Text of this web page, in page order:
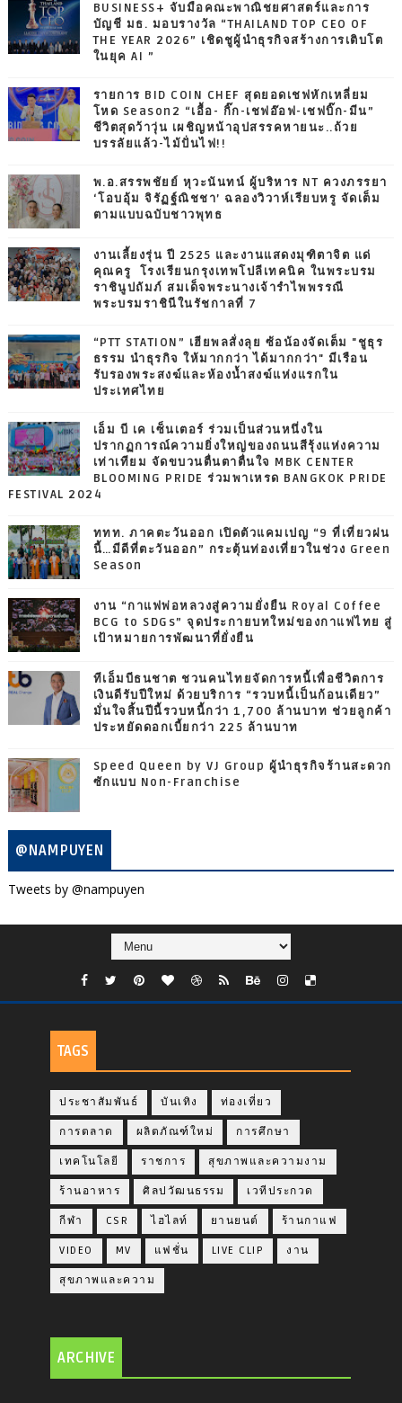
BUSINESS+ จับมือคณะพาณิชยศาสตร์และการ
บัญชี มธ. มอบรางวัล “THAILAND TOP CEO OF
THE YEAR 2026” เชิดชูผู้นำธุรกิจสร้างการเติบโต
ในยุค AI ”
รายการ BID COIN CHEF สุดยอดเชฟหักเหลี่ยม
โหด Season2 “เอื้อ- กิ๊ก-เชฟอ๊อฟ-เชฟบิ๊ก-มีน”
ชีวิตสุดว้าวุ่น เผชิญหน้าอุปสรรคหายนะ..ถ้วย
บรรลัยแล้ว-ไม้ปั่นไฟ!!
พ.อ.สรรพชัยย์ หุวะนันทน์ ผู้บริหาร NT ควงภรรยา
‘โอบอุ้ม จิรัฏฐ์ณิชชา’ ฉลองวิวาห์เรียบหรู จัดเต็ม
ตามแบบฉบับชาวพุทธ
งานเลี้ยงรุ่น ปี 2525 และงานแสดงมุฑิตาจิต แด่
คุณครู โรงเรียนกรุงเทพโปลีเทคนิค ในพระบรม
ราชินูปถัมภ์ สมเด็จพระนางเจ้ารำไพพรรณี
พระบรมราชินีในรัชกาลที่ 7
“PTT STATION” เฮียพลสั่งลุย ซ้อน้องจัดเต็ม "ชูธุร
ธรรม นำธุรกิจ ให้มากกว่า ได้มากกว่า" มีเรือน
รับรองพระสงฆ์และห้องน้ำสงฆ์แห่งแรกใน
ประเทศไทย
เอ็ม บี เค เซ็นเตอร์ ร่วมเป็นส่วนหนึ่งใน
ปรากฏการณ์ความยิ่งใหญ่ของถนนสีรุ้งแห่งความ
เท่าเทียม จัดขบวนตื่นตาตื่นใจ MBK CENTER
BLOOMING PRIDE ร่วมพาเหรด BANGKOK PRIDE
FESTIVAL 2024
ททท. ภาคตะวันออก เปิดตัวแคมเปญ “9 ที่เที่ยวฝน
นี้…มีดีที่ตะวันออก” กระตุ้นท่องเที่ยวในช่วง Green
Season
งาน “กาแฟพ่อหลวงสู่ความยั่งยืน Royal Coffee
BCG to SDGs” จุดประกายบทใหม่ของกาแฟไทย สู่
เป้าหมายการพัฒนาที่ยั่งยืน
ทีเอ็มบีธนชาต ชวนคนไทยจัดการหนี้เพื่อชีวิตการ
เงินดีรับปีใหม่ ด้วยบริการ “รวบหนี้เป็นก้อนเดียว”
มั่นใจสิ้นปีนี้รวบหนี้กว่า 1,700 ล้านบาท ช่วยลูกค้า
ประหยัดดอกเบี้ยกว่า 225 ล้านบาท
Speed Queen by VJ Group ผู้นำธุรกิจร้านสะดวก
ซักแบบ Non-Franchise
@NAMPUYEN
Tweets by @nampuyen
TAGS
ประชาสัมพันธ์ บันเทิง ท่องเที่ยว
การตลาด ผลิตภัณฑ์ใหม่ การศึกษา
เทคโนโลยี ราชการ สุขภาพและความงาม
ร้านอาหาร ศิลปวัฒนธรรม เวทีประกวด
กีฬา CSR ไฮไลท์ ยานยนต์ ร้านกาแฟ
VIDEO MV แฟชั่น LIVE CLIP งาน
สุขภาพและความ
ARCHIVE